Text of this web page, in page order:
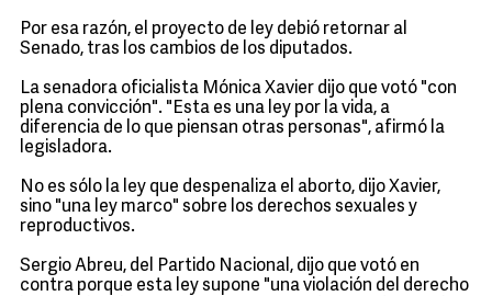
Por esa razón, el proyecto de ley debió retornar al
Senado, tras los cambios de los diputados.
La senadora oficialista Mónica Xavier dijo que votó "con
plena convicción". "Esta es una ley por la vida, a
diferencia de lo que piensan otras personas", afirmó la
legisladora.
No es sólo la ley que despenaliza el aborto, dijo Xavier,
sino "una ley marco" sobre los derechos sexuales y
reproductivos.
Sergio Abreu, del Partido Nacional, dijo que votó en
contra porque esta ley supone "una violación del derecho